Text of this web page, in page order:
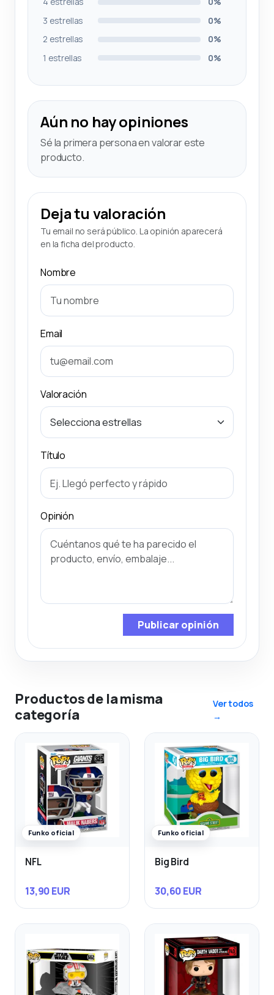
3 estrellas
0%
2 estrellas
0%
1 estrellas
0%
Aún no hay opiniones
Sé la primera persona en valorar este
producto.
Deja tu valoración
Tu email no será público. La opinión aparecerá
en la ficha del producto.
Nombre
Email
Valoración
Título
Opinión
Publicar opinión
Productos de la misma
categoría
Ver todos
→
Funko oficial
NFL
13,90 EUR
Funko oficial
Big Bird
30,60 EUR